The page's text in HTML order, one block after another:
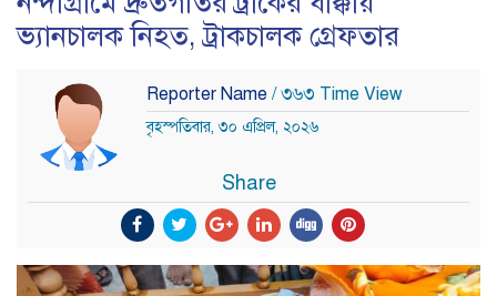
ভ্যানচালক নিহত, ট্রাকচালক গ্রেফতার
Reporter Name / ৩৬৩ Time View
বৃহস্পতিবার, ৩০ এপ্রিল, ২০২৬
Share